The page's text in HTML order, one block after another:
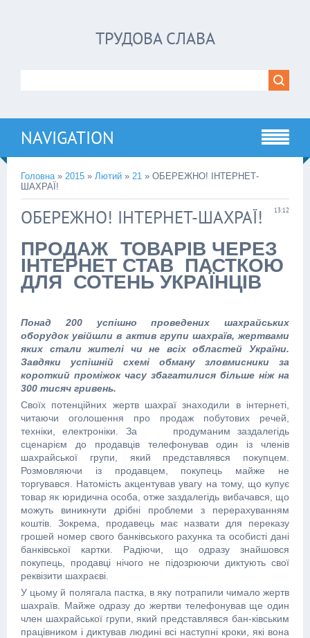
ТРУДОВА СЛАВА
NAVIGATION
Головна» 2015 » Лютий » 21 » ОБЕРЕЖНО! ІНТЕРНЕТ-
ШАХРАЇ!
13:12
ОБЕРЕЖНО! ІНТЕРНЕТ-ШАХРАЇ!
ПРОДАЖ ТОВАРІВ ЧЕРЕЗ
ІНТЕРНЕТ СТАВ ПАСТКОЮ
ДЛЯ СОТЕНЬ УКРАЇНЦІВ
Понад 200 успішно проведених шахрайських
оборудок увійшли в актив групи шахраїв, жертвами
яких стали жителі чи не всіх областей України.
Завдяки успішній схемі обману зловмисники за
короткий проміжок часу збагатилися більше ніж на
300 тисяч гривень.
Своїх потенційних жертв шахраї знаходили в інтернеті,
читаючи оголошення про продаж побутових речей,
техніки, електроніки. За продуманим заздалегідь
сценарієм до продавців телефонував один із членів
шахрайської групи, який представлявся покупцем.
Розмовляючи із продавцем, покупець майже не
торгувався. Натомість акцентував увагу на тому, що купує
товар як юридична особа, отже заздалегідь вибачався, що
можуть виникнути дрібні проблеми з перерахуванням
коштів. Зокрема, продавець має назвати для переказу
грошей номер свого банківського рахунка та особисті дані
банківської картки. Радіючи, що одразу знайшовся
покупець, продавці нічого не підозрюючи диктують свої
реквізити шахраєві.
У цьому й полягала пастка, в яку потрапили чимало жертв
шахраїв. Майже одразу до жертви телефонував ще один
член шахрайської групи, який представлявся бан-ківським
працівником і диктував людині всі наступні кроки, які вона